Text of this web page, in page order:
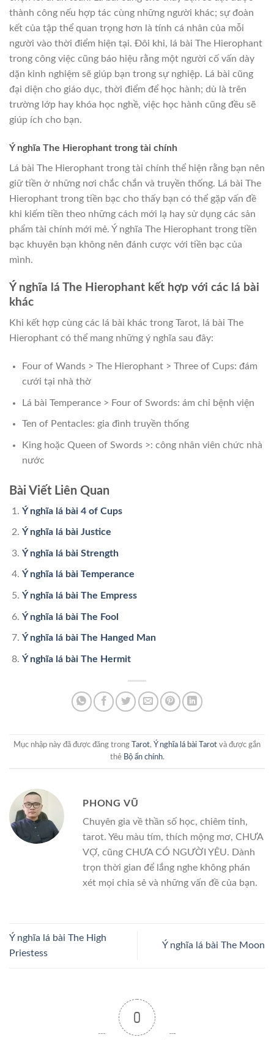
thành công nếu hợp tác cùng những người khác; sự đoàn
kết của tập thể quan trọng hơn là tính cá nhân của mỗi
người vào thời điểm hiện tại. Đôi khi, lá bài The Hierophant
trong công việc cũng báo hiệu rằng một người cố vấn dày
dặn kinh nghiệm sẽ giúp bạn trong sự nghiệp. Lá bài cũng
đại diện cho giáo dục, thời điểm để học hành; dù là trên
trường lớp hay khóa học nghề, việc học hành cũng đều sẽ
giúp ích cho bạn.
Ý nghĩa The Hierophant trong tài chính
Lá bài The Hierophant trong tài chính thể hiện rằng bạn nên
giữ tiền ở những nơi chắc chắn và truyền thống. Lá bài The
Hierophant trong tiền bạc cho thấy bạn có thể gặp vấn đề
khi kiếm tiền theo những cách mới lạ hay sử dụng các sản
phẩm tài chính mới mẻ. Ý nghĩa The Hierophant trong tiền
bạc khuyên bạn không nên đánh cược với tiền bạc của
mình.
Ý nghĩa lá The Hierophant kết hợp với các lá bài
khác
Khi kết hợp cùng các lá bài khác trong Tarot, lá bài The
Hierophant có thể mang những ý nghĩa sau đây:
Four of Wands > The Hierophant > Three of Cups: đám
cưới tại nhà thờ
Lá bài Temperance > Four of Swords: ám chỉ bệnh viện
Ten of Pentacles: gia đình truyền thống
King hoặc Queen of Swords >: công nhân viên chức nhà
nước
Bài Viết Liên Quan
Ý nghĩa lá bài 4 of Cups
Ý nghĩa lá bài Justice
Ý nghĩa lá bài Strength
Ý nghĩa lá bài Temperance
Ý nghĩa lá bài The Empress
Ý nghĩa lá bài The Fool
Ý nghĩa lá bài The Hanged Man
Ý nghĩa lá bài The Hermit
Mục nhập này đã được đăng trong Tarot, Ý nghĩa lá bài Tarot và được gắn
thẻ Bộ ẩn chính.
PHONG VŨ
Chuyên gia về thần số học, chiêm tinh,
tarot. Yêu màu tím, thích mộng mơ, CHƯA
VỢ, cũng CHƯA CÓ NGƯỜI YÊU. Dành
trọn thời gian để lắng nghe không phán
xét mọi chia sẻ và những vấn đề của bạn.
Ý nghĩa lá bài The High
Priestess
Ý nghĩa lá bài The Moon
0